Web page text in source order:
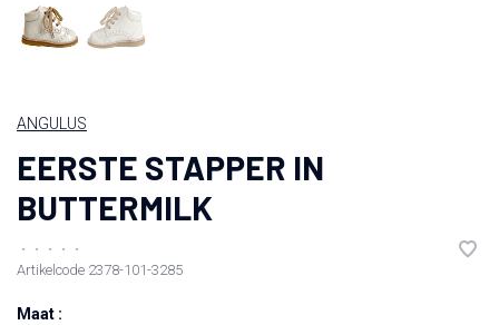
ANGULUS
EERSTE STAPPER IN
BUTTERMILK
• • • •
•
Artikelcode 2378-101-3285
Maat :